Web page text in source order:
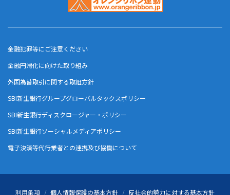
金融犯罪等にご注意ください
金融円滑化に向けた取り組み
外国為替取引に関する取組方針
SBI新生銀行グループグローバルタックスポリシー
SBI新生銀行ディスクロージャー・ポリシー
SBI新生銀行ソーシャルメディアポリシー
電子決済等代行業者との連携及び協働について
利用条項 個人情報保護の基本方針 反社会的勢力に対する基本方針